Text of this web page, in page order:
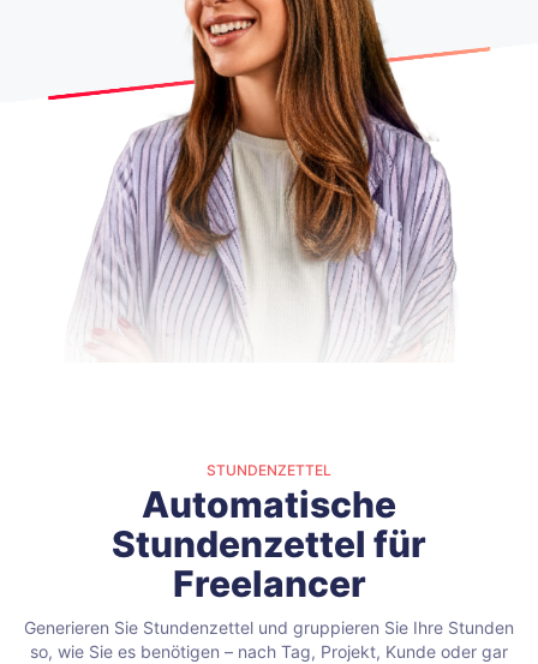
STUNDENZETTEL
Automatische
Stundenzettel für
Freelancer
Generieren Sie Stundenzettel und gruppieren Sie Ihre Stunden
so, wie Sie es benötigen – nach Tag, Projekt, Kunde oder gar